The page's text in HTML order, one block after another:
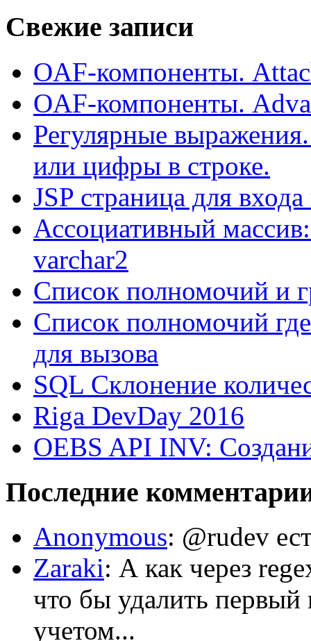
Свежие записи
OAF-компоненты.
OAF-компоненты.
Регулярные
или цифры в строке.
JSP страница для
Ассоциативный
varchar2
Список полномочий и
Список полномочий
для вызова
SQL Склонение
Riga DevDay 2016
OEBS API INV:
Последние
Anonymous: @rudev
Zaraki: А как через
что бы удалить первый
учетом...